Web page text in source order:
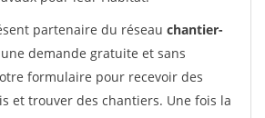
partenaire du réseau chantier-
demande gratuite et sans
formulaire pour recevoir des
et trouver des chantiers. Une fois la